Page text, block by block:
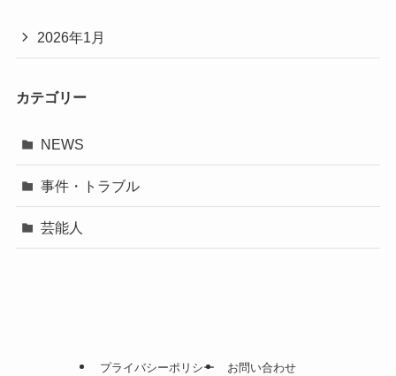
2026年1月
カテゴリー
NEWS
事件・トラブル
芸能人
プライバシーポリシー お問い合わせ